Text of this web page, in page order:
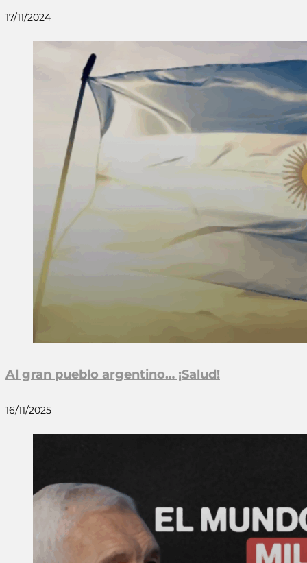
17/11/2024
Al gran pueblo argentino… ¡Salud!
16/11/2025